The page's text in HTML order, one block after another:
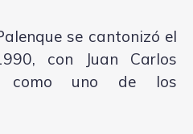
se cantonizó el
con Juan Carlos
como uno de los